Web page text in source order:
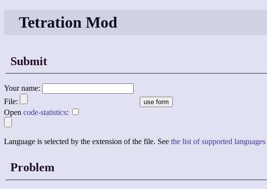
Tetration Mod
Submit
Your name:
File:
Open code-statistics:
Language is selected by the extension of the file. See the list of supported languages
Problem